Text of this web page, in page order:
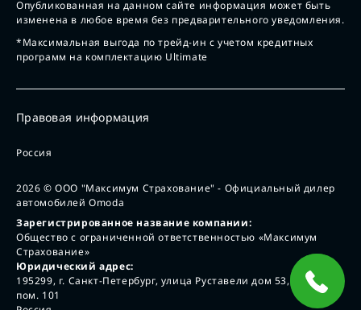
Опубликованная на данном сайте информация может быть
изменена в любое время без предварительного уведомления.
*Максимальная выгода по трейд-ин с учетом кредитных
программ на комплектацию Ultimate
Правовая информация
Россия
2026 © ООО "Максимум Страхование" - Официальный дилер
автомобилей Omoda
Зарегистрированное название компании:
Общество с ограниченной ответственностью «Максимум
Страхование»
Юридический адрес:
195299, г. Санкт-Петербург, улица Руставели дом 53, лит А,
пом. 101